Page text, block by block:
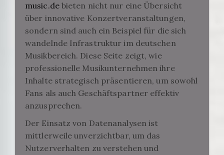
music.debieten nicht nur eine Übersicht
über innovative Konzertveranstaltungen,
sondern sind auch ein Beispiel für die sich
wandelnde Infrastruktur im deutschen
Musikbereich. Diese Seite zeigt, wie
professionelle Musikunternehmen ihre
Inhalte strategisch präsentieren, um sowohl
Fans als auch Geschäftspartner effektiv
anzusprechen.
Der Einsatz von Datenanalysen ist
mittlerweile unverzichtbar, um das
Nutzerverhalten zu verstehen und